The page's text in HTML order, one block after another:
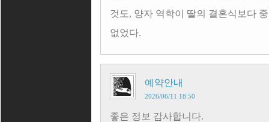
것도, 양자 역학이 딸의 결혼식보다
없었다.
예약안내
2026/06/11 18:50
좋은 정보 감사합니다.